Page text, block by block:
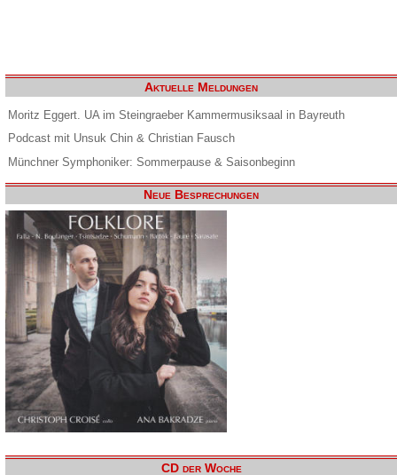
Aktuelle Meldungen
Moritz Eggert. UA im Steingraeber Kammermusiksaal in Bayreuth
Podcast mit Unsuk Chin & Christian Fausch
Münchner Symphoniker: Sommerpause & Saisonbeginn
Neue Besprechungen
CD der Woche